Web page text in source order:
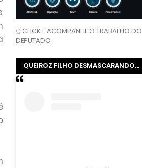
👆 CLICK E ACOMPANHE O TRABALHO DO
DEPUTADO
QUEIROZ FILHO DESMASCARANDO...